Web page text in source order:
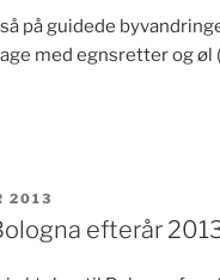
på guidede
med egnsretter og øl
2013
efterår